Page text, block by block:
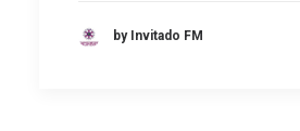
by Invitado FM